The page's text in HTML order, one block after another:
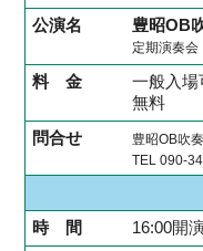
豊昭OB
定期演奏会
一般入場
無料
豊昭OB吹
TEL 090-
16:00開